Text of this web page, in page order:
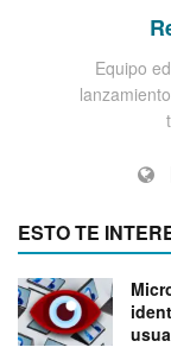
Equipo
ESTO TE